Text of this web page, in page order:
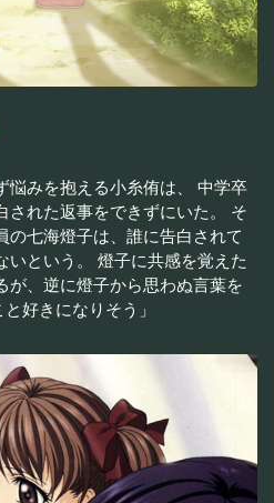
悩みを抱える小糸侑は、 中学卒
された返事をできずにいた。 そ
の七海燈子は、誰に告白されて
いという。 燈子に共感を覚えた
が、逆に燈子から思わぬ言葉を
好きになりそう」